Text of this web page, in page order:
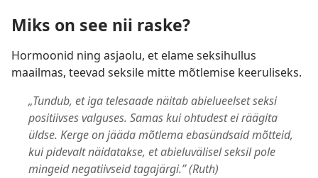
Miks on see nii raske?
Hormoonid ning asjaolu, et elame seksihullus
maailmas, teevad seksile mitte mõtlemise keeruliseks.
„Tundub, et iga telesaade näitab abielueelset seksi
positiivses valguses. Samas kui ohtudest ei räägita
üldse. Kerge on jääda mõtlema ebasündsaid mõtteid,
kui pidevalt näidatakse, et abieluvälisel seksil pole
mingeid negatiivseid tagajärgi.” (Ruth)